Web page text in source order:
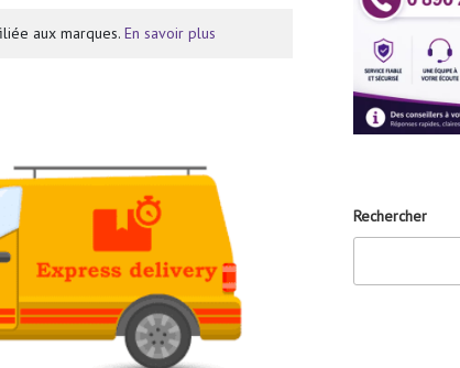
aux marques. En savoir plus
Rechercher